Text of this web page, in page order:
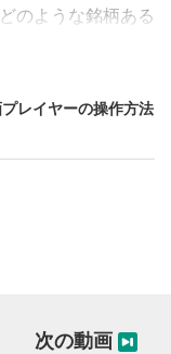
のような銘柄ある
レイヤーの操作方法
次の動画